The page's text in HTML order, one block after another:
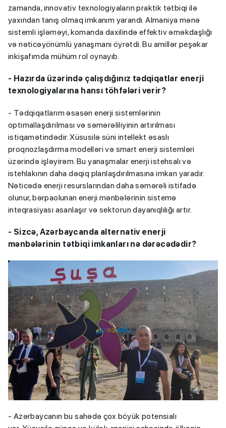
zamanda, innovativ texnologiyaların praktik tətbiqi ilə
yaxından tanış olmaq imkanım yarandı. Almaniya mənə
sistemli işləməyi, komanda daxilində effektiv əməkdaşlığı
və nəticəyönümlü yanaşmanı öyrətdi. Bu amillər peşəkar
inkişafımda mühüm rol oynayıb.
- Hazırda üzərində çalışdığınız tədqiqatlar enerji
texnologiyalarına hansı töhfələri verir?
- Tədqiqatlarım əsasən enerji sistemlərinin
optimallaşdırılması və səmərəliliyinin artırılması
istiqamətindədir. Xüsusilə süni intellekt əsaslı
proqnozlaşdırma modelləri və smart enerji sistemləri
üzərində işləyirəm. Bu yanaşmalar enerji istehsalı və
istehlakının daha dəqiq planlaşdırılmasına imkan yaradır.
Nəticədə enerji resurslarından daha səmərəli istifadə
olunur, bərpaolunan enerji mənbələrinin sistemə
inteqrasiyası asanlaşır və sektorun dayanıqlılığı artır.
- Sizcə, Azərbaycanda alternativ enerji
mənbələrinin tətbiqi imkanları nə dərəcədədir?
- Azərbaycanın bu sahədə çox böyük potensialı